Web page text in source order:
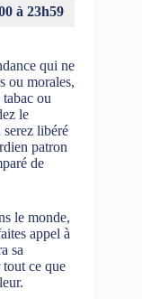
à 23h59
qui ne
ou morales,
tabac ou
le
libéré
patron
de
le monde,
appel à
sa
ce que